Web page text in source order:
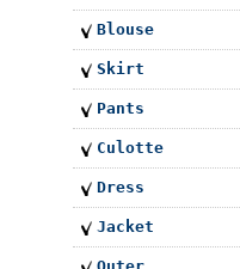
Blouse
Skirt
Pants
Culotte
Dress
Jacket